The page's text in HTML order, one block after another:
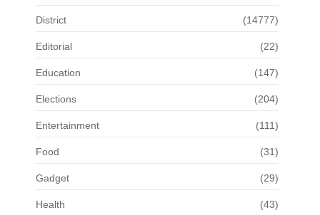
District (14777)
Editorial (22)
Education (147)
Elections (204)
Entertainment (111)
Food (31)
Gadget (29)
Health (43)